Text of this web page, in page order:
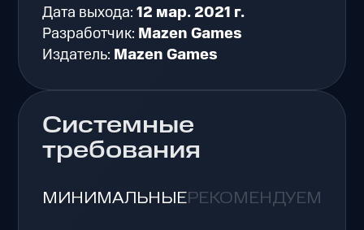
Дата выхода:12 мар. 2021 г.
Разработчик: Mazen Games
Издатель: Mazen Games
Системные
требования
МИНИМАЛЬНЫЕРЕКОМЕНДУЕМЫЕ